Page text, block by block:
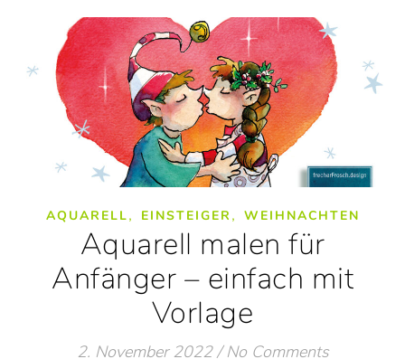
AQUARELL, EINSTEIGER , WEIHNACHTEN
Aquarell malen für
Anfänger – einfach mit
Vorlage
2. November 2022 / No Comments